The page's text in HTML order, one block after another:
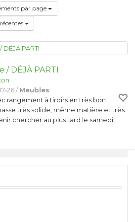
éléments par page
/ DÉJÀ PARTI
26 /Meubles
rangement à tiroirs en très bon
très solide, même matière et très
chercher au plus tard le samedi